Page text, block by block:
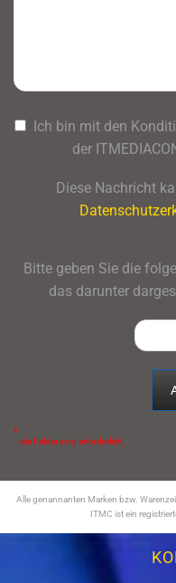
Ich bin mit den
der
Diese Nachricht
Bitte geben Sie die
das darunter
*
die Felder sind erforderlich.
Alle genannanten Marken bzw.
ITMC ist ein